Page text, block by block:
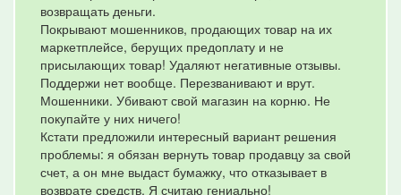
возвращать деньги.
Покрывают мошенников, продающих товар на их
маркетплейсе, берущих предоплату и не
присылающих товар! Удаляют негативные отзывы.
Поддержи нет вообще. Перезванивают и врут.
Мошенники. Убивают свой магазин на корню. Не
покупайте у них ничего!
Кстати предложили интересный вариант решения
проблемы: я обязан вернуть товар продавцу за свой
счет, а он мне выдаст бумажку, что отказывает в
возврате средств. Я считаю гениально!